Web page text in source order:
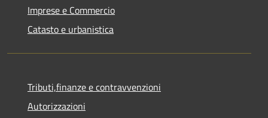
Imprese e Commercio
Catasto e urbanistica
Tributi,finanze e contravvenzioni
Autorizzazioni